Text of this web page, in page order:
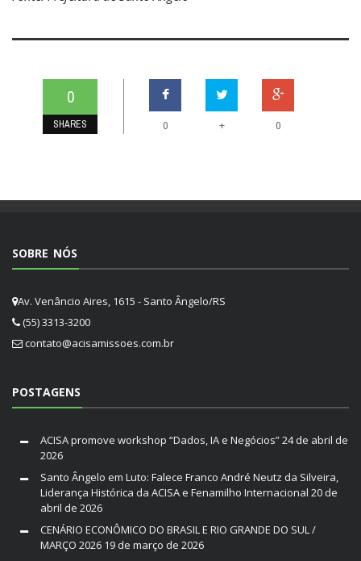
0
SHARES 0 + 0
SOBRE NÓS
Av. Venâncio Aires, 1615 - Santo Ângelo/RS
(55) 3313-3200
contato@acisamissoes.com.br
POSTAGENS
ACISA promove workshop “Dados, IA e Negócios”24 de abril de
2026
Santo Ângelo em Luto: Falece Franco André Neutz da Silveira,
Liderança Histórica da ACISA e Fenamilho Internacional 20 de
abril de 2026
CENÁRIO ECONÔMICO DO BRASIL E RIO GRANDE DO SUL /
MARÇO 2026 19 de março de 2026